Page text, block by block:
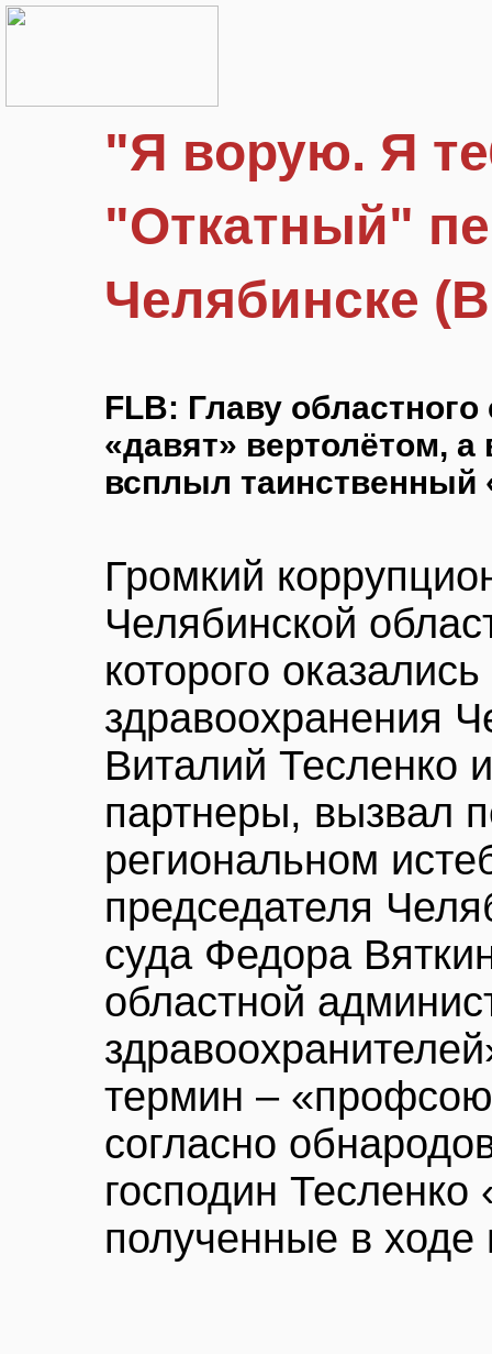
"Я ворую. Я
"Откатный"
Челябинске
FLB: Главу
«давят» вертолётом,
всплыл
Громкий
Челябинской
которого
здравоохранения
Виталий Тесленко
партнеры, вызвал
региональном
председателя
суда Федора
областной
термин –
согласно
господин Тесленко
полученные в